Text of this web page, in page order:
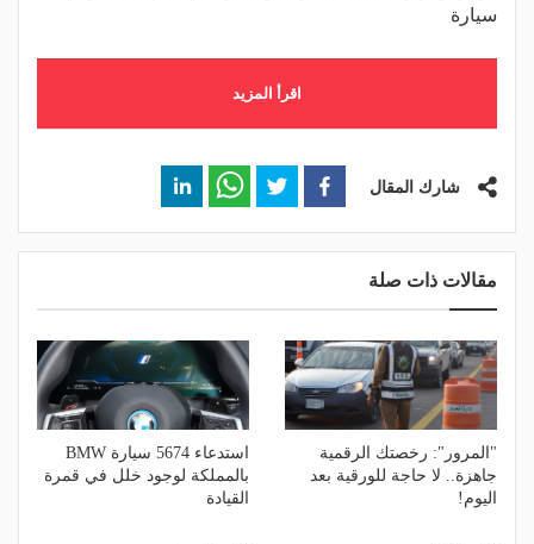
سيارة
اقرأ المزيد
شارك المقال
مقالات ذات صلة
"المرور": رخصتك الرقمية
جاهزة.. لا حاجة للورقية بعد
اليوم!
استدعاء 5674 سيارة BMW
بالمملكة لوجود خلل في قمرة
القيادة